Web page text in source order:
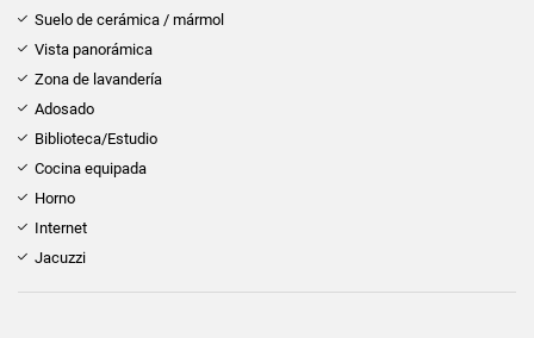
Suelo de cerámica / mármol
Vista panorámica
Zona de lavandería
Adosado
Biblioteca/Estudio
Cocina equipada
Horno
Internet
Jacuzzi